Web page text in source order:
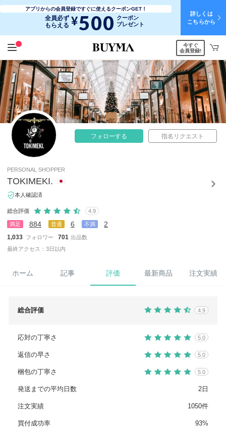
アプリからの会員登録ですぐに使えるクーポンGET！
全員必ず
もらえる ¥500 クーポン
プレゼント
詳しくは
こちらから
今すぐ
会員登録!
フォローする 指名リクエスト
PERSONAL SHOPPER
TOKIMEKI.
本人確認済
総合評価 4.9
満足 884 普通 6 不満 2
1,033 フォロワー 701 出品数
最終アクセス：3日以内
ホーム 記事 評価 最新商品 注文実績
総合評価 4.9
応対の丁寧さ 5.0
返信の早さ 5.0
梱包の丁寧さ 5.0
発送までの平均日数 2日
注文実績 1050件
買付成功率 93%